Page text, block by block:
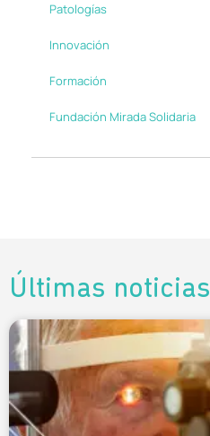
Patologías
Innovación
Formación
Fundación Mirada Solidaria
Últimas noticias